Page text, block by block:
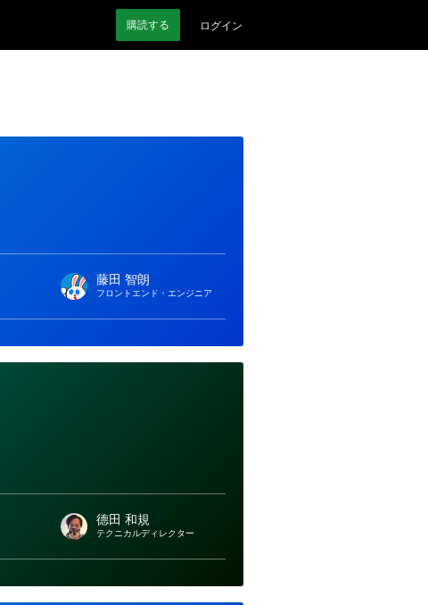
購読する ログイン
藤田 智朗
フロントエンド・エンジニア
德田 和規
テクニカルディレクター